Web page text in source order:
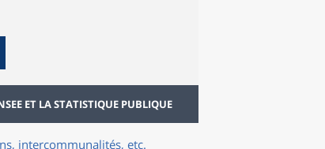
ET LA STATISTIQUE PUBLIQUE
intercommunalités, etc.